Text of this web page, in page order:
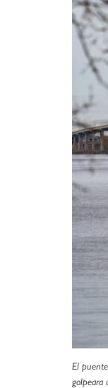
El
golpeara